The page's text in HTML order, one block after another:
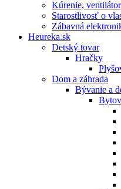
Kúrenie,
Starostlivosť o
Zábavná
Heureka.sk
Detský tovar
Hračky
Dom a záhrada
Bývanie a